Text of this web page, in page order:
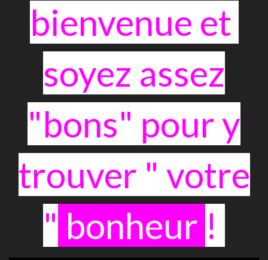
bienvenue et
soyez assez
"bons" pour y
trouver " votre
" bonheur !